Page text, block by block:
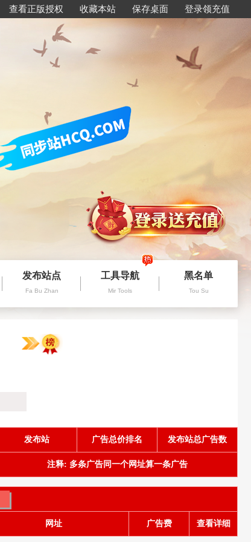
查看正版授权 收藏本站 保存桌面 登录领充值
发布站点
Fa Bu Zhan
工具导航
Mir Tools
黑名单
Tou Su
发布站 广告总价排名 发布站总广告数
注释: 多条广告同一个网址算一条广告
网址 广告费 查看详细